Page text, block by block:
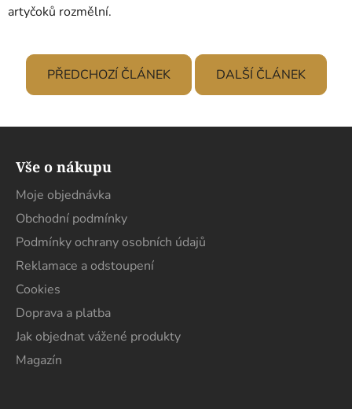
artyčoků rozmělní.
PŘEDCHOZÍ ČLÁNEK DALŠÍ ČLÁNEK
Z
Vše o nákupu
Moje objednávka
Obchodní podmínky
Podmínky ochrany osobních údajů
Reklamace a odstoupení
Cookies
Doprava a platba
Jak objednat vážené produkty
Magazín